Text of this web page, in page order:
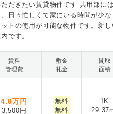
だきたい賃貸物件です 共用部に
日々忙しくて家にいる時間が少な
トの使用が可能な物件です。新し
です。
賃料
管理費
敷金
礼金
間取
面積
4.0万円
3,500円
無料
無料
1K